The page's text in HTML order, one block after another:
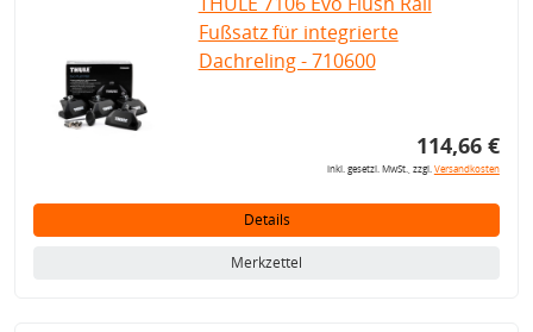
Fußsatz für integrierte
Dachreling - 710600
114,66 €
inkl. gesetzl. MwSt., zzgl.Versandkosten
Details
Merkzettel